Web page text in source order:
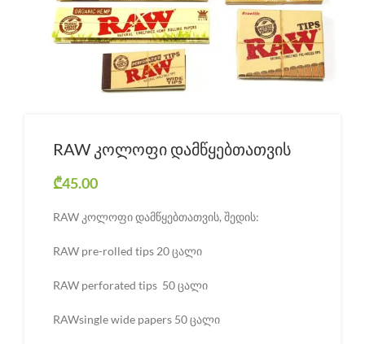
RAW კოლოფი დამწყებთათვის
₾45.00
RAW კოლოფი დამწყებთათვის, შედის:
RAW pre-rolled tips 20 ცალი
RAW perforated tips 50 ცალი
RAWsingle wide papers 50 ცალი